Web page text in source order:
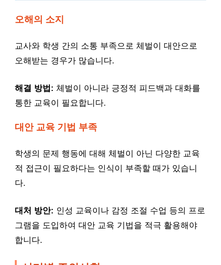
오해의 소지
교사와 학생 간의 소통 부족으로 체벌이 대안으로
오해받는 경우가 많습니다.
해결 방법: 체벌이 아니라 긍정적 피드백과 대화를
통한 교육이 필요합니다.
대안 교육 기법 부족
학생의 문제 행동에 대해 체벌이 아닌 다양한 교육
적 접근이 필요하다는 인식이 부족할 때가 있습니
다.
대처 방안: 인성 교육이나 감정 조절 수업 등의 프로
그램을 도입하여 대안 교육 기법을 적극 활용해야
합니다.